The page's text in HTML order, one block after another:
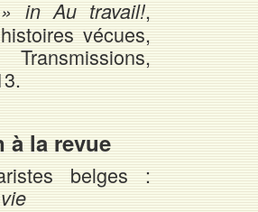
in Au travail!,
vécues,
à la revue
belges :